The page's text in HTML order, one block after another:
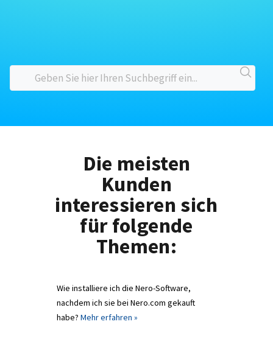
Die meisten
Kunden
interessieren sich
für folgende
Themen:
Wie installiere ich die Nero-Software,
nachdem ich sie bei Nero.com gekauft
habe? Mehr erfahren »